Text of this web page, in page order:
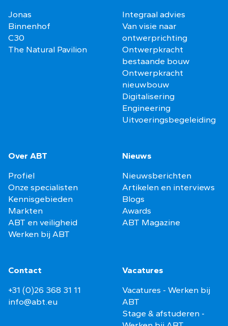
Jonas
Binnenhof
C30
The Natural Pavilion
Integraal advies
Van visie naar
ontwerprichting
Ontwerpkracht
bestaande bouw
Ontwerpkracht
nieuwbouw
Digitalisering
Engineering
Uitvoeringsbegeleiding
Over ABT
Profiel
Onze specialisten
Kennisgebieden
Markten
ABT en veiligheid
Werken bij ABT
Nieuws
Nieuwsberichten
Artikelen en interviews
Blogs
Awards
ABT Magazine
Contact
+31 (0)26 368 31 11
info@abt.eu
Vacatures
Vacatures - Werken bij
ABT
Stage & afstuderen -